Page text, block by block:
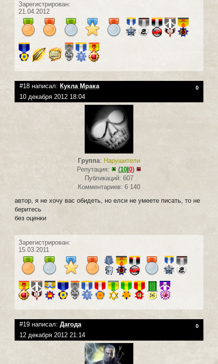
Зарегистрирован:
21.04.2012
#18 написал: Кукла Мрака 0
10 декабря 2012 18:04
Группа: Нарушители
Репутация:
(10 0)
Публикаций: 607
Комментариев: 6 140
автор, я не хочу вас обидеть, но елси не умеете писать, то не
беритесь
без оценки
Зарегистрирован:
15.03.2011
#19 написал: Дагода 0
12 декабря 2012 21:14